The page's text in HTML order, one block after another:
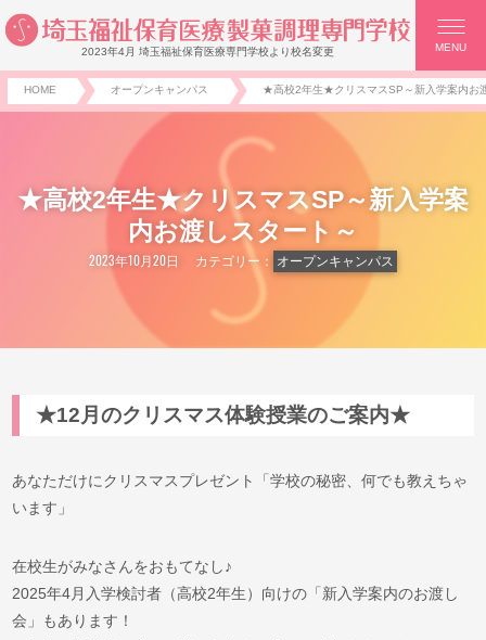
2023年4月 埼玉福祉保育医療専門学校より校名変更 MENU
HOME オープンキャンパス ★高校2年生★クリスマスSP～新入学案内お
★高校2年生★クリスマスSP～新入学案
内お渡しスタート～
2023年10月20日 カテゴリー： オープンキャンパス
★12月のクリスマス体験授業のご案内★
あなただけにクリスマスプレゼント「学校の秘密、何でも教えちゃ
います」
在校生がみなさんをおもてなし♪
2025年4月入学検討者（高校2年生）向けの「新入学案内のお渡し
会」もあります！